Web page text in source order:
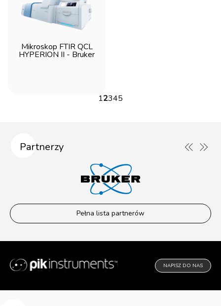
Mikroskop FTIR QCL
HYPERION II - Bruker
12345
Partnerzy
Pełna lista partnerów
NAPISZ DO NAS